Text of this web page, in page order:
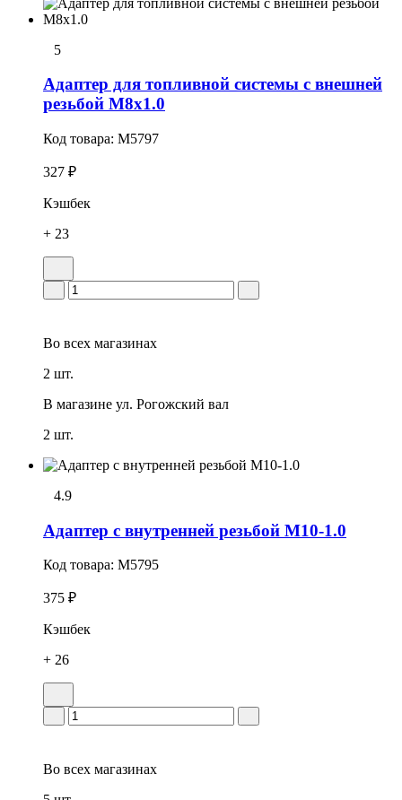
5
Адаптер для топливной системы с внешней
резьбой М8х1.0
Код товара: M5797
327 ₽
Кэшбек
+ 23
Во всех магазинах
2 шт.
В магазине ул. Рогожский вал
2 шт.
4.9
Адаптер с внутренней резьбой М10-1.0
Код товара: M5795
375 ₽
Кэшбек
+ 26
Во всех магазинах